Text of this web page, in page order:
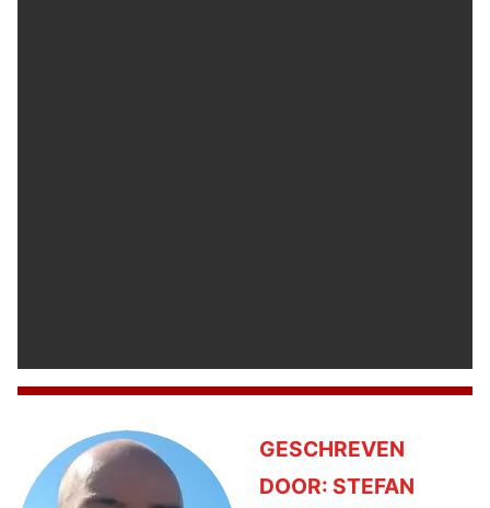
GESCHREVEN
DOOR: STEFAN